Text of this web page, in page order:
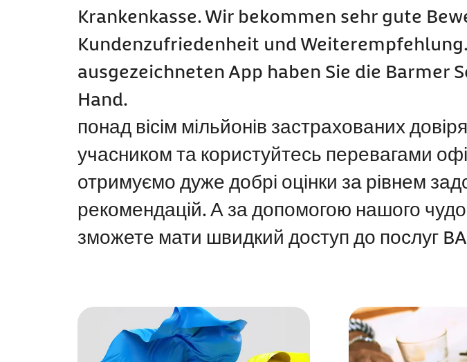
Krankenkasse. Wir bekommen sehr gute
Kundenzufriedenheit und
ausgezeichneten App haben Sie die Barmer
Hand.
понад вісім мільйонів застрахованих
учасником та користуйтесь перевагами
отримуємо дуже добрі оцінки за рівнем
рекомендацій. А за допомогою нашого
зможете мати швидкий доступ до послуг